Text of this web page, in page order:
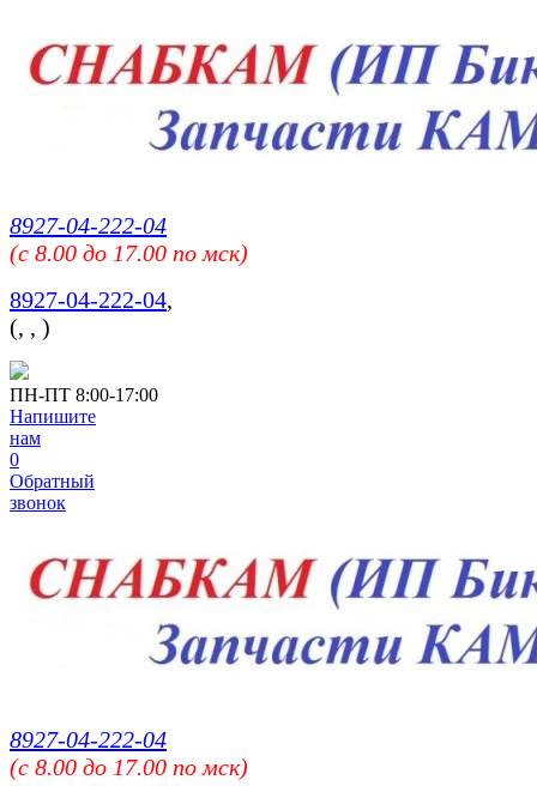
8927-04-222-04
(c 8.00 до 17.00 по мск)
8927-04-222-04,
(, , )
ПН-ПТ 8:00-17:00
Напишите
нам
0
Обратный
звонок
8927-04-222-04
(c 8.00 до 17.00 по мск)